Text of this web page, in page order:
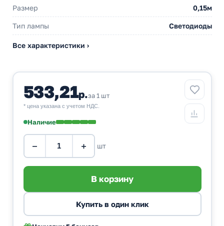
Размер 0,15м
Тип лампы Светодиоды
Все характеристики ›
533,21р.за 1 шт
* цена указана с учетом НДС.
Наличие
− + шт